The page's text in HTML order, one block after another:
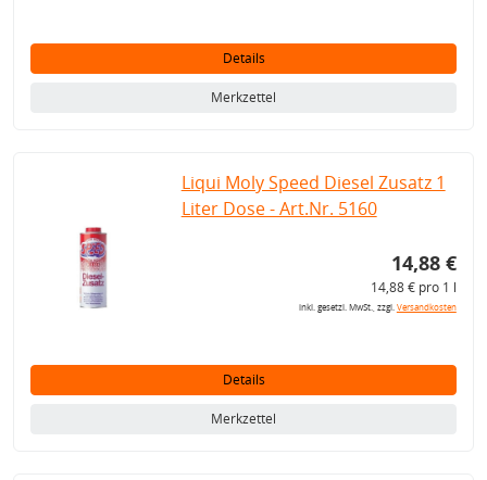
Details
Merkzettel
Liqui Moly Speed Diesel Zusatz 1
Liter Dose - Art.Nr. 5160
14,88 €
14,88 € pro 1 l
inkl. gesetzl. MwSt., zzgl.Versandkosten
Details
Merkzettel